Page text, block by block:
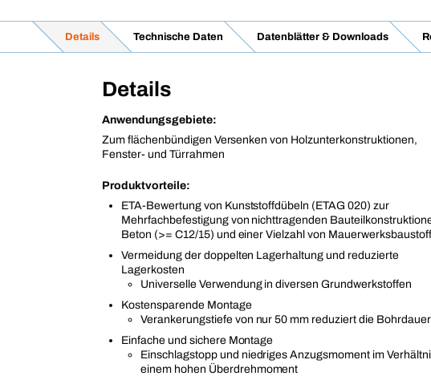
Details Technische Daten Datenblätter & Downloads
Details
Anwendungsgebiete:
Zum flächenbündigen Versenken von Holzunterkonstruktionen,
Fenster- und Türrahmen
Produktvorteile:
ETA-Bewertung von Kunststoffdübeln (ETAG 020) zur
Mehrfachbefestigung von nichttragenden
Beton (>= C12/15) und einer Vielzahl von
Vermeidung der doppelten Lagerhaltung und reduzierte
Lagerkosten
Universelle Verwendung in diversen Grundwerkstoffen
Kostensparende Montage
Verankerungstiefe von nur 50 mm reduziert die Bohrdauer
Einfache und sichere Montage
Einschlagstopp und niedriges Anzugsmoment im
einem hohen Überdrehmoment